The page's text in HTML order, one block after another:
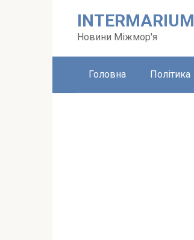
INTERMARIUM
Новини Міжмор'я
Головна Політика